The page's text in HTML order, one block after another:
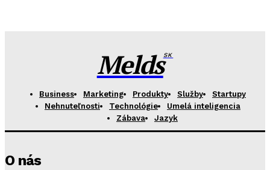
MeldsSK
Business Marketing Produkty Služby
Startupy
Nehnuteľnosti
Technológie
Umelá inteligencia
Zábava
Jazyk
O nás